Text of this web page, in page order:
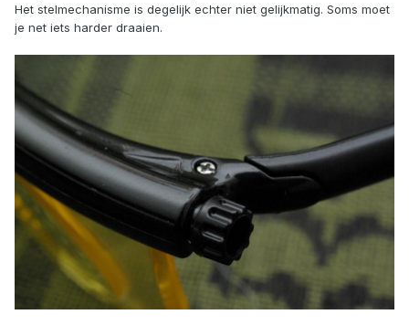
Het stelmechanisme is degelijk echter niet gelijkmatig. Soms moet
je net iets harder draaien.